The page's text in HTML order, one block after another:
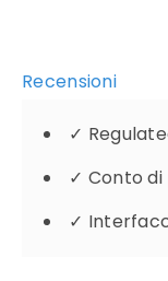
Recensioni
✓
✓ Conto
✓